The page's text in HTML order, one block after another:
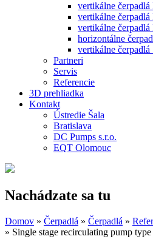
vertikálne
vertikálne
vertikálne
horizontálne
vertikálne
Partneri
Servis
Referencie
3D prehliadka
Kontakt
Ústredie Šala
Bratislava
DC Pumps s.r.o.
EQT Olomouc
Nachádzate sa tu
Domov » Čerpadlá » Čerpadlá »
» Single stage recirculating pump